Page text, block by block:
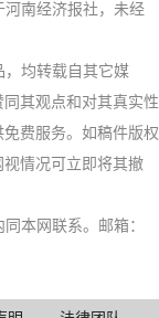
河南经济报社，未经
，均转载自其它媒
其观点和对其真实性
费服务。如稿件版权
情况可立即将其撤
本网联系。邮箱：